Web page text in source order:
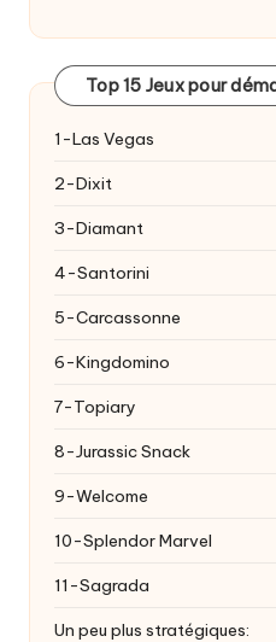
Top 15 Jeux pour
1-Las Vegas
2-Dixit
3-Diamant
4-Santorini
5-Carcassonne
6-Kingdomino
7-Topiary
8-Jurassic Snack
9-Welcome
10-Splendor Marvel
11-Sagrada
Un peu plus stratégiques: